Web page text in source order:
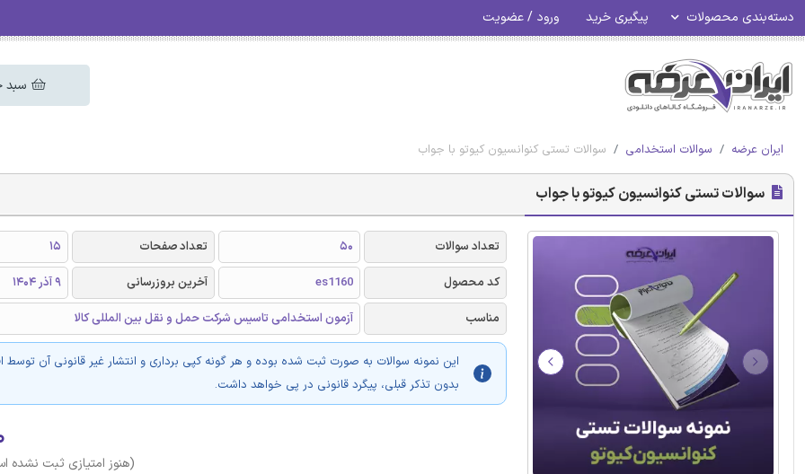
دسته‌بندی محصولات پیگیری خرید ورود / عضویت
سبد
ایران عرضه سوالات استخدامی سوالات تستی کنوانسیون کیوتو با جواب
سوالات تستی کنوانسیون کیوتو با جواب
تعداد سوالات 50 تعداد صفحات
15
کد محصول
es1160 آخرین بروزرسانی
9 آذر 1404
مناسب
آزمون استخدامی تاسیس شرکت حمل و نقل بین المللی کالا
این نمونه سوالات به صورت ثبت شده بوده و هر گونه کپی برداری و انتشار غیر قانونی آن توسط
بدون تذکر قبلی، پیگرد قانونی در پی خواهد داشت.
(هنوز امتیازی ثبت نشده